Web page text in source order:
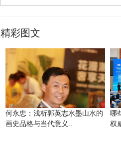
精彩图文
何永忠：浅析郭英志水墨山水的
画史品格与当代意义..
哪
权